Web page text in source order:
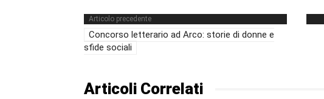
Articolo precedente
Concorso letterario ad Arco: storie di donne e
sfide sociali
Articoli Correlati